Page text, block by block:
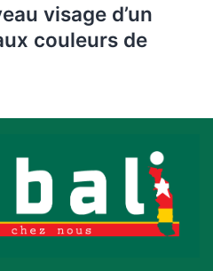
visage d’un
couleurs de